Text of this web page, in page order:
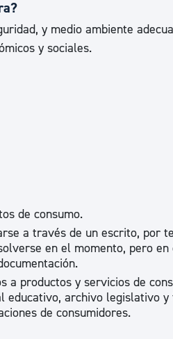
y medio ambiente
y sociales.
de consumo.
a través de un escrito, por
en el momento, pero
productos y servicios de
educativo, archivo legislativo
de consumidores.